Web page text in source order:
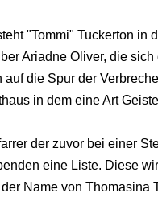
"Tommi" Tuckerton in
Ariadne Oliver, die
auf die Spur der
in dem eine Art
der zuvor bei einer
eine Liste. Diese
Name von